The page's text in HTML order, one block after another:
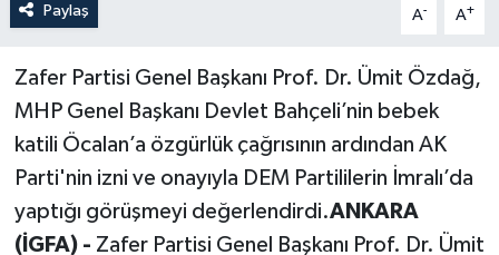
Paylaş A- A+
Zafer Partisi Genel Başkanı Prof. Dr. Ümit Özdağ,
MHP Genel Başkanı Devlet Bahçeli’nin bebek
katili Öcalan’a özgürlük çağrısının ardından AK
Parti'nin izni ve onayıyla DEM Partililerin İmralı’da
yaptığı görüşmeyi değerlendirdi.ANKARA
(İGFA) - Zafer Partisi Genel Başkanı Prof. Dr. Ümit